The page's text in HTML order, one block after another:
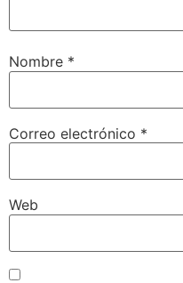
Nombre *
Correo electrónico *
Web